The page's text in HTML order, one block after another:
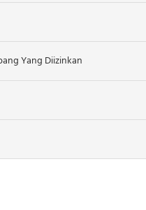
Yang Diizinkan